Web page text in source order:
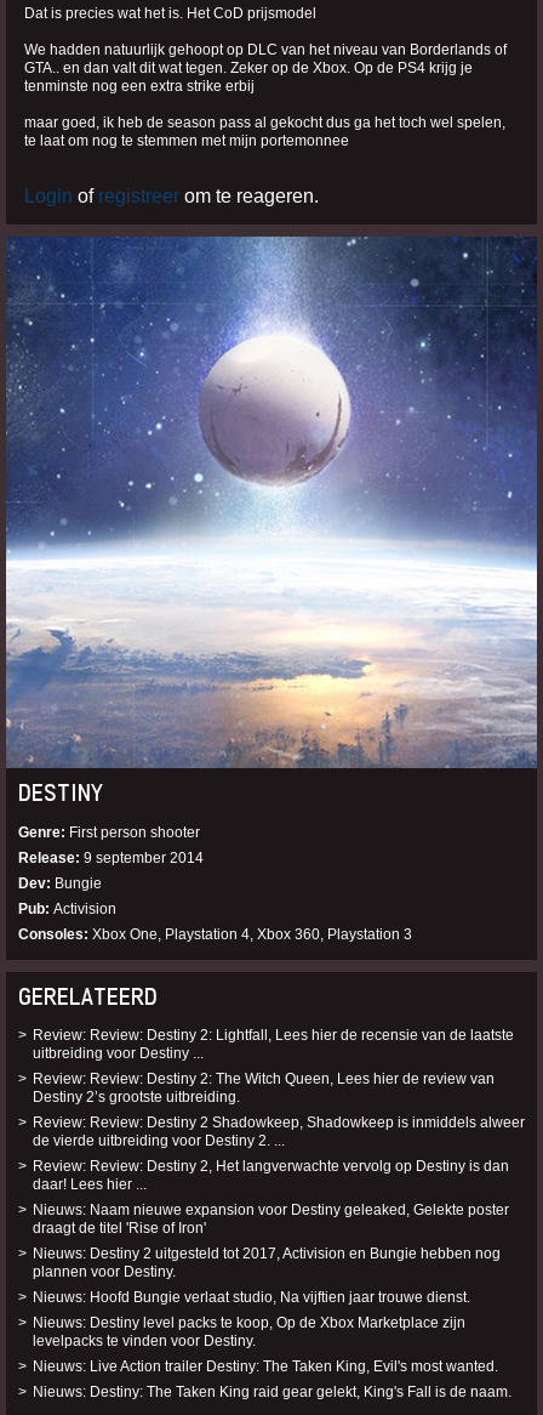
Dat is precies wat het is. Het CoD prijsmodel
We hadden natuurlijk gehoopt op DLC van het niveau van Borderlands of
GTA.. en dan valt dit wat tegen. Zeker op de Xbox. Op de PS4 krijg je
tenminste nog een extra strike erbij
maar goed, ik heb de season pass al gekocht dus ga het toch wel spelen,
te laat om nog te stemmen met mijn portemonnee
Login of registreer om te reageren.
DESTINY
Genre First person shooter
Release 9 september 2014
Dev Bungie
Pub Activision
Consoles Xbox One, Playstation 4, Xbox 360, Playstation 3
GERELATEERD
Review: Review: Destiny 2: Lightfall, Lees hier de recensie van de laatste
uitbreiding voor Destiny ...
Review: Review: Destiny 2: The Witch Queen, Lees hier de review van
Destiny 2’s grootste uitbreiding.
Review: Review: Destiny 2 Shadowkeep, Shadowkeep is inmiddels alweer
de vierde uitbreiding voor Destiny 2. ...
Review: Review: Destiny 2, Het langverwachte vervolg op Destiny is dan
daar! Lees hier ...
Nieuws: Naam nieuwe expansion voor Destiny geleaked, Gelekte poster
draagt de titel 'Rise of Iron'
Nieuws: Destiny 2 uitgesteld tot 2017, Activision en Bungie hebben nog
plannen voor Destiny.
Nieuws: Hoofd Bungie verlaat studio, Na vijftien jaar trouwe dienst.
Nieuws: Destiny level packs te koop, Op de Xbox Marketplace zijn
levelpacks te vinden voor Destiny.
Nieuws: Live Action trailer Destiny: The Taken King, Evil's most wanted.
Nieuws: Destiny: The Taken King raid gear gelekt, King's Fall is de naam.